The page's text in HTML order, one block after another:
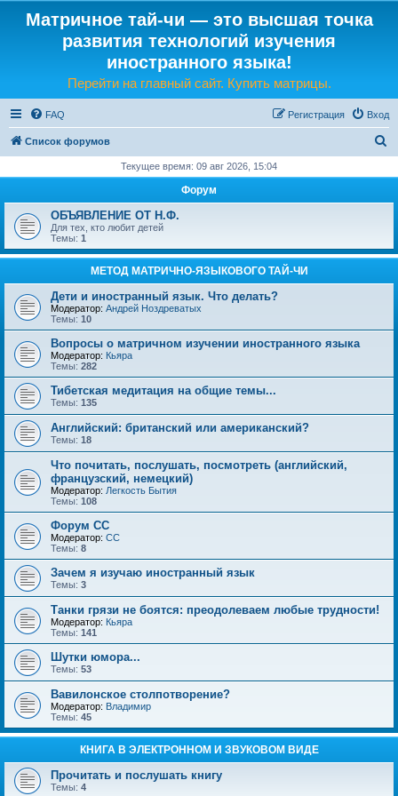
Матричное тай-чи — это высшая точка
развития технологий изучения
иностранного языка!
Перейти на главный сайт. Купить матрицы.
FAQ Вход
Регистрация
Список форумов
с
Текущее время: 09 авг 2026, 15:04
Форум
ОБЪЯВЛЕНИЕ ОТ Н.Ф.
Для тех, кто любит детей
Темы: 1
МЕТОД МАТРИЧНО-ЯЗЫКОВОГО ТАЙ-ЧИ
Дети и иностранный язык. Что делать?
Модератор: Андрей Ноздреватых
Темы: 10
Вопросы о матричном изучении иностранного языка
Модератор: Кьяра
Темы: 282
Тибетская медитация на общие темы...
Темы: 135
Английский: британский или американский?
Темы: 18
Что почитать, послушать, посмотреть (английский,
французский, немецкий)
Модератор: Легкость Бытия
Темы: 108
Форум СС
Модератор: CC
Темы: 8
Зачем я изучаю иностранный язык
Темы: 3
Танки грязи не боятся: преодолеваем любые трудности!
Модератор: Кьяра
Темы: 141
Шутки юмора...
Темы: 53
Вавилонское столпотворение?
Модератор: Владимир
Темы: 45
КНИГА В ЭЛЕКТРОННОМ И ЗВУКОВОМ ВИДЕ
Прочитать и послушать книгу
Темы: 4